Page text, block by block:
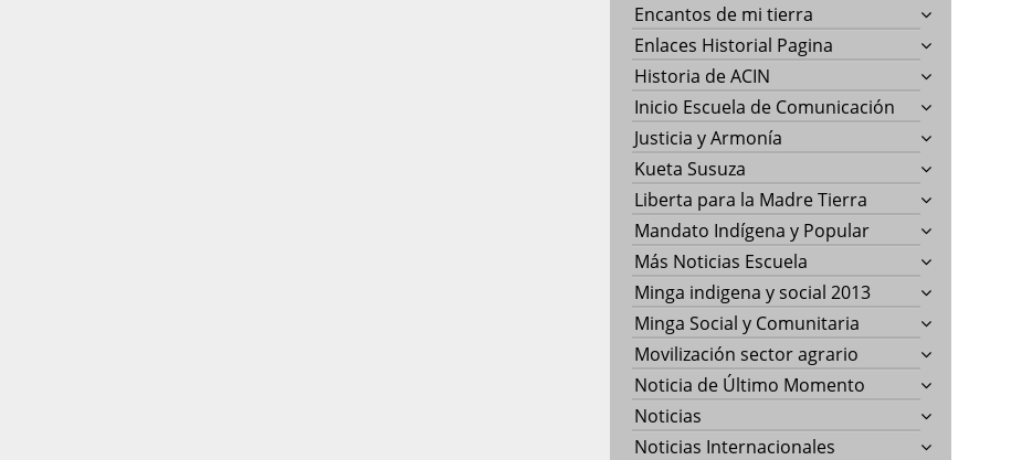
Encantos de mi tierra
Enlaces Historial Pagina
Historia de ACIN
Inicio Escuela de Comunicación
Justicia y Armonía
Kueta Susuza
Liberta para la Madre Tierra
Mandato Indígena y Popular
Más Noticias Escuela
Minga indigena y social 2013
Minga Social y Comunitaria
Movilización sector agrario
Noticia de Último Momento
Noticias
Noticias Internacionales